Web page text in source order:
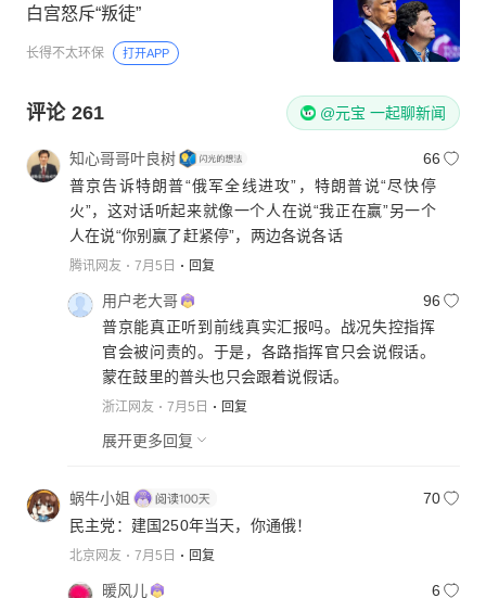
白宫怒斥“叛徒”
长得不太环保 打开APP
评论 261 @元宝 一起聊新闻
知心哥哥叶良树
66
普京告诉特朗普“俄军全线进攻”，特朗普说“尽快停
火”，这对话听起来就像一个人在说“我正在赢”另一个
人在说“你别赢了赶紧停”，两边各说各话
腾讯网友 7月5日 回复
用户老大哥
96
普京能真正听到前线真实汇报吗。战况失控指挥
官会被问责的。于是，各路指挥官只会说假话。
蒙在鼓里的普头也只会跟着说假话。
浙江网友 7月5日 回复
展开更多回复
蜗牛小姐
70
民主党：建国250年当天，你通俄！
北京网友 7月5日 回复
暖风儿 6